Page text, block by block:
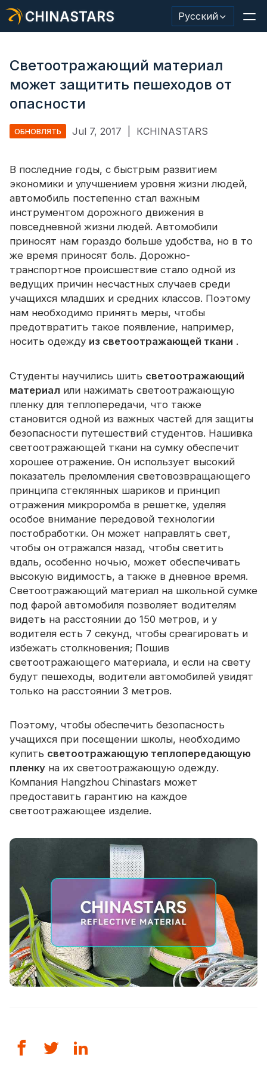
CHINASTARS Русский
Светоотражающий материал/лента
Модная светоотражающая ткань
Светящийся в темноте материал
Промышленная отделка для мытья
О КИНАССТАРС
Новый продукт
Сертификат
Каталог
Видео
Светоотражающий материал
может защитить пешеходов от
опасности
ОБНОВЛЯТЬ Jul 7, 2017 КCHINASTARS
В последние годы, с быстрым развитием
экономики и улучшением уровня жизни людей,
автомобиль постепенно стал важным
инструментом дорожного движения в
повседневной жизни людей. Автомобили
приносят нам гораздо больше удобства, но в то
же время приносят боль. Дорожно-
транспортное происшествие стало одной из
ведущих причин несчастных случаев среди
учащихся младших и средних классов. Поэтому
нам необходимо принять меры, чтобы
предотвратить такое появление, например,
носить одежду из светоотражающей ткани .
Студенты научились шить светоотражающий
материал или нажимать светоотражающую
пленку для теплопередачи, что также
становится одной из важных частей для защиты
безопасности путешествий студентов. Нашивка
светоотражающей ткани на сумку обеспечит
хорошее отражение. Он использует высокий
показатель преломления световозвращающего
принципа стеклянных шариков и принцип
отражения микроромба в решетке, уделяя
особое внимание передовой технологии
постобработки. Он может направлять свет,
чтобы он отражался назад, чтобы светить
вдаль, особенно ночью, может обеспечивать
высокую видимость, а также в дневное время.
Светоотражающий материал на школьной сумке
под фарой автомобиля позволяет водителям
видеть на расстоянии до 150 метров, и у
водителя есть 7 секунд, чтобы среагировать и
избежать столкновения; Пошив
светоотражающего материала, и если на свету
будут пешеходы, водители автомобилей увидят
только на расстоянии 3 метров.
Поэтому, чтобы обеспечить безопасность
учащихся при посещении школы, необходимо
купить светоотражающую теплопередающую
пленку на их светоотражающую одежду.
Компания Hangzhou Chinastars может
предоставить гарантию на каждое
светоотражающее изделие.